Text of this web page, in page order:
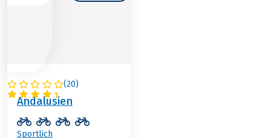
(20)
SPANIEN
Andalusien
Sportlich